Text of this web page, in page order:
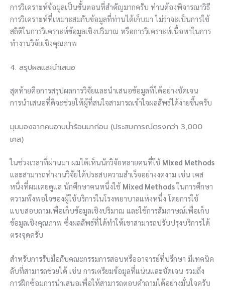
การวิเคราะห์ข้อมูลเป็นขั้นตอนที่สำคัญมากครับ ท่านต้องพิจารณาวิธี
การวิเคราะห์ที่เหมาะสมกับข้อมูลที่ท่านได้เก็บมา ไม่ว่าจะเป็นการใช้
สถิติในการวิเคราะห์ข้อมูลเชิงปริมาณ หรือการวิเคราะห์เนื้อหาในการ
ทำงานวิจัยเชิงคุณภาพ
4. สรุปผลและนำเสนอ
สุดท้ายคือการสรุปผลการวิจัยและนำเสนอข้อมูลที่ได้อย่างชัดเจน
การนำเสนอที่ดีจะช่วยให้ผู้ที่สนใจสามารถเข้าใจผลลัพธ์ได้ง่ายขึ้นครับ
มุมมองจากคนอาบน้ำร้อนมาก่อน (ประสบการณ์ตรงกว่า 3,000
เคส)
ในช่วงเวลาที่ผ่านมา ผมได้เห็นนักวิจัยหลายคนที่ใช้ Mixed Methods
และสามารถทำงานวิจัยได้ประสบความสำเร็จอย่างงดงาม เช่น เคส
หนึ่งที่ผมเคยดูแล นักศึกษาคนหนึ่งใช้ Mixed Methodsในการศึกษา
ความพึงพอใจของผู้ใช้บริการในโรงพยาบาลแห่งหนึ่ง โดยการใช้
แบบสอบถามเพื่อเก็บข้อมูลเชิงปริมาณ และใช้การสัมภาษณ์เพื่อเก็บ
ข้อมูลเชิงคุณภาพ ซึ่งผลลัพธ์ที่ได้ทำให้เขาสามารถปรับปรุงบริการได้
ตรงจุดครับ
สำหรับการรับมือกับคณะกรรมการสอบหรืออาจารย์ที่ปรึกษา มีเทคนิค
ลับที่สามารถช่วยได้ เช่น การเตรียมข้อมูลที่แน่นและชัดเจน รวมถึง
การฝึกซ้อมการนำเสนอเพื่อให้สามารถตอบคำถามได้อย่างมั่นใจครับ